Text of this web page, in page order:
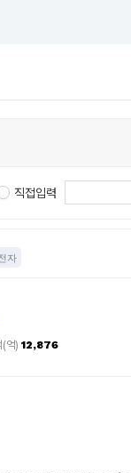
직접입력
자
(억) 12,876